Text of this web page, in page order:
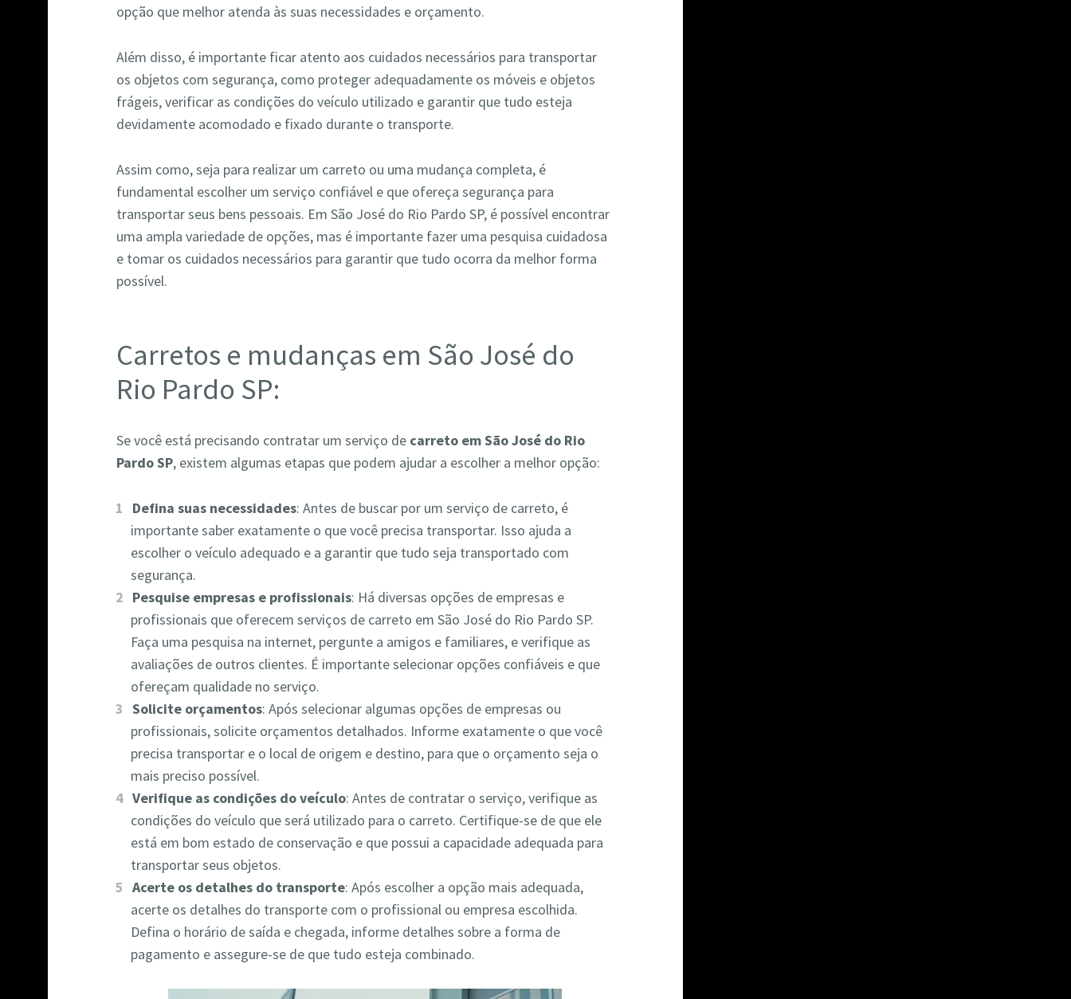
opção que melhor atenda às suas necessidades e orçamento.
Além disso, é importante ficar atento aos cuidados necessários para transportar
os objetos com segurança, como proteger adequadamente os móveis e objetos
frágeis, verificar as condições do veículo utilizado e garantir que tudo esteja
devidamente acomodado e fixado durante o transporte.
Assim como, seja para realizar um carreto ou uma mudança completa, é
fundamental escolher um serviço confiável e que ofereça segurança para
transportar seus bens pessoais. Em São José do Rio Pardo SP, é possível encontrar
uma ampla variedade de opções, mas é importante fazer uma pesquisa cuidadosa
e tomar os cuidados necessários para garantir que tudo ocorra da melhor forma
possível.
Carretos e mudanças em São José do
Rio Pardo SP:
Se você está precisando contratar um serviço de carreto em São José do Rio
Pardo SP, existem algumas etapas que podem ajudar a escolher a melhor opção:
Defina suas necessidades: Antes de buscar por um serviço de carreto, é
importante saber exatamente o que você precisa transportar. Isso ajuda a
escolher o veículo adequado e a garantir que tudo seja transportado com
segurança.
Pesquise empresas e profissionais: Há diversas opções de empresas e
profissionais que oferecem serviços de carreto em São José do Rio Pardo SP.
Faça uma pesquisa na internet, pergunte a amigos e familiares, e verifique as
avaliações de outros clientes. É importante selecionar opções confiáveis e que
ofereçam qualidade no serviço.
Solicite orçamentos: Após selecionar algumas opções de empresas ou
profissionais, solicite orçamentos detalhados. Informe exatamente o que você
precisa transportar e o local de origem e destino, para que o orçamento seja o
mais preciso possível.
Verifique as condições do veículo: Antes de contratar o serviço, verifique as
condições do veículo que será utilizado para o carreto. Certifique-se de que ele
está em bom estado de conservação e que possui a capacidade adequada para
transportar seus objetos.
Acerte os detalhes do transporte: Após escolher a opção mais adequada,
acerte os detalhes do transporte com o profissional ou empresa escolhida.
Defina o horário de saída e chegada, informe detalhes sobre a forma de
pagamento e assegure-se de que tudo esteja combinado.